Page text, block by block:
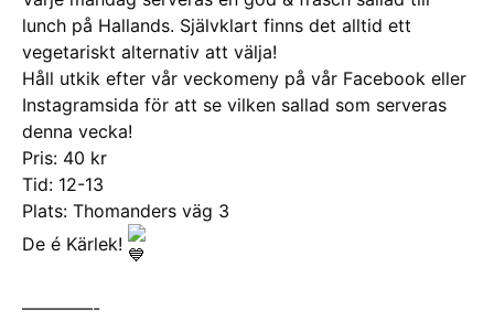
lunch på Hallands. Självklart finns det alltid ett
vegetariskt alternativ att välja!
Håll utkik efter vår veckomeny på vår Facebook eller
Instagramsida för att se vilken sallad som serveras
denna vecka!
Pris: 40 kr
Tid: 12-13
Plats: Thomanders väg 3
De é Kärlek!
————-